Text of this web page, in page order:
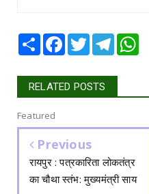
Share Facebook
TwitterTelegram
RELATED POSTS
Featured
Previous
रायपुर : पत्रकारिता लोकतंत्र
का चौथा स्तंभ: मुख्यमंत्री साय